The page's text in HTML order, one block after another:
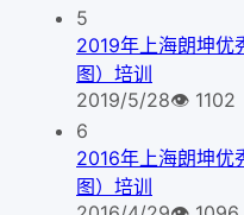
5
2019年上海朗坤优
图）培训
2019/5/28👁 1102
6
2016年上海朗坤优
图）培训